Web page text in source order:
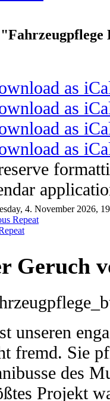
4. November 2026,
Repeat
Geruch
unseren
fremd. Sie
des
Projekt